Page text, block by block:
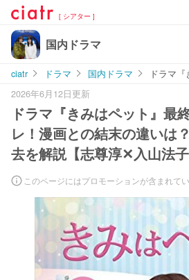
[ シアター ]
国内ドラマ
ciatr ドラマ 国内ドラマ
ドラマ
2026年6月12日更新
ドラマ『きみはペット』最
レ！漫画との結末の違いは
去を解説【志尊淳✕入山法子
このページにはプロモーションが含まれて